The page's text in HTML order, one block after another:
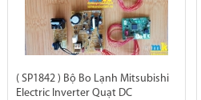
( SP1842 ) Bộ Bo Lạnh Mitsubishi
Electric Inverter Quạt DC